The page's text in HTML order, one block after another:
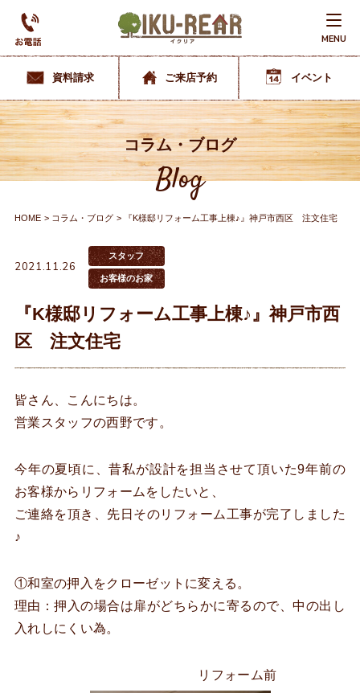
MENU
資料請求 ご来店予約 イベント
コラム・ブログ
Blog
HOME コラム・ブログ 『K様邸リフォーム工事上棟♪』神戸市西区 注文住宅
2021.11.26
スタッフ
お客様のお家
『K様邸リフォーム工事上棟♪』神戸市西
区 注文住宅
皆さん、こんにちは。
営業スタッフの西野です。
今年の夏頃に、昔私が設計を担当させて頂いた9年前の
お客様からリフォームをしたいと、
ご連絡を頂き、先日そのリフォーム工事が完了しました
♪
①和室の押入をクローゼットに変える。
理由：押入の場合は扉がどちらかに寄るので、中の出し
入れしにくい為。
リフォーム前